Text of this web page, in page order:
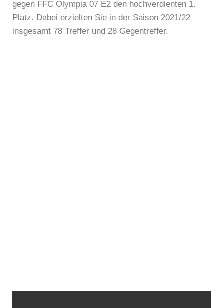
gegen FFC Olympia 07 E2 den hochverdienten 1.
Platz. Dabei erzielten Sie in der Saison 2021/22
insgesamt 78 Treffer und 28 Gegentreffer.